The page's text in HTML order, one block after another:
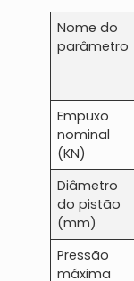
Nome do
parâmetro
Empuxo
nominal
(KN)
Diâmetro
do pistão
(mm)
Pressão
máxima